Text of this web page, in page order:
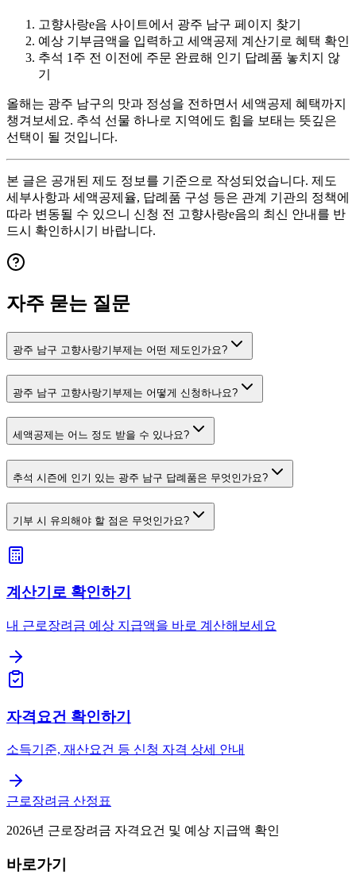
고향사랑e음 사이트에서 광주 남구 페이지 찾기
예상 기부금액을 입력하고 세액공제 계산기로 혜택 확인
추석 1주 전 이전에 주문 완료해 인기 답례품 놓치지 않
기
올해는 광주 남구의 맛과 정성을 전하면서 세액공제 혜택까지
챙겨보세요. 추석 선물 하나로 지역에도 힘을 보태는 뜻깊은
선택이 될 것입니다.
본 글은 공개된 제도 정보를 기준으로 작성되었습니다. 제도
세부사항과 세액공제율, 답례품 구성 등은 관계 기관의 정책에
따라 변동될 수 있으니 신청 전 고향사랑e음의 최신 안내를 반
드시 확인하시기 바랍니다.
자주 묻는 질문
광주 남구 고향사랑기부제는 어떤 제도인가요?
광주 남구 고향사랑기부제는 어떻게 신청하나요?
세액공제는 어느 정도 받을 수 있나요?
추석 시즌에 인기 있는 광주 남구 답례품은 무엇인가요?
기부 시 유의해야 할 점은 무엇인가요?
계산기로 확인하기
내 근로장려금 예상 지급액을 바로 계산해보세요
자격요건 확인하기
소득기준, 재산요건 등 신청 자격 상세 안내
근로장려금 산정표
2026년 근로장려금 자격요건 및 예상 지급액 확인
바로가기